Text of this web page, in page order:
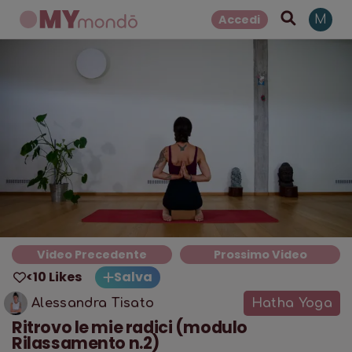
Accedi M
Video Precedente Prossimo Video
<10 Likes Salva
Alessandra Tisato Hatha Yoga
Ritrovo le mie radici (modulo
Rilassamento n.2)